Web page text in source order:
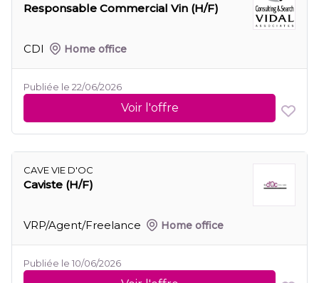
Responsable Commercial Vin (H/F)
CDI Home office
Publiée le 22/06/2026
Voir l'offre
CAVE VIE D'OC
Caviste (H/F)
VRP/Agent/Freelance Home office
Publiée le 10/06/2026